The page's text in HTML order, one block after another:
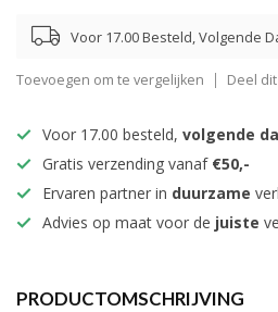
Voor 17.00 Besteld, Volgende
Toevoegen om te vergelijken Deel
Voor 17.00 besteld, volgende
Gratis verzending vanaf €50,-
Ervaren partner in duurzame
Advies op maat voor de juiste
PRODUCTOMSCHRIJVING